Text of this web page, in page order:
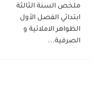
ملخص السنة الثالثة
ابتدائي الفصل الأول
الظواهر الاملائية و
الصرفية...